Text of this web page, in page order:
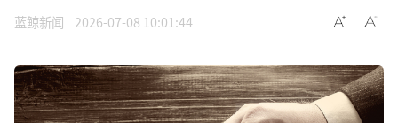
蓝鲸新闻 2026-07-08 10:01:44